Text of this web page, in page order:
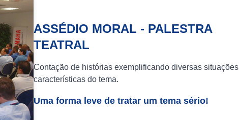
ASSÉDIO MORAL - PALESTRA
TEATRAL
Contação de histórias exemplificando diversas situações
características do tema.
Uma forma leve de tratar um tema sério!